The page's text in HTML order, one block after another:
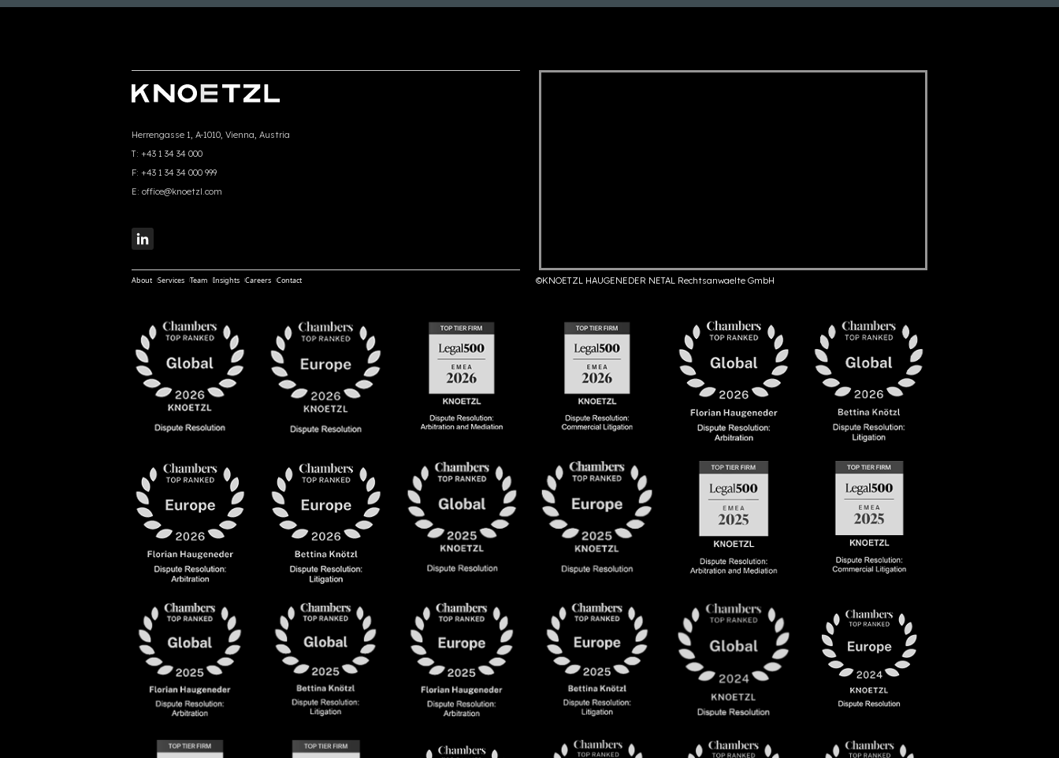
Herrengasse 1, A-1010, Vienna, Austria
T: +43 1 34 34 000
F: +43 1 34 34 000 999
E: office@knoetzl.com
About Services Team Insights Careers Contact ©KNOETZL HAUGENEDER NETAL Rechtsanwaelte GmbH